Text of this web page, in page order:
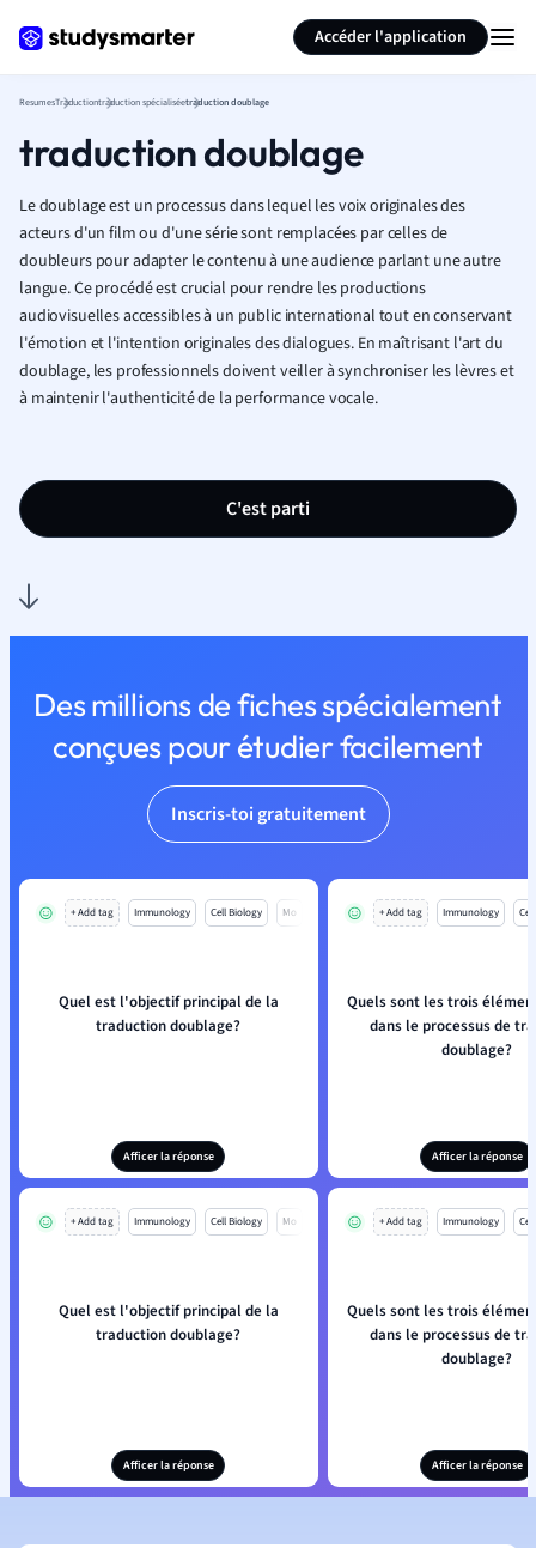
Accéder l'application
ResumesTraductiontraduction spécialiséetraduction doublage
traduction doublage
Le doublage est un processus dans lequel les voix originales des
acteurs d'un film ou d'une série sont remplacées par celles de
doubleurs pour adapter le contenu à une audience parlant une autre
langue. Ce procédé est crucial pour rendre les productions
audiovisuelles accessibles à un public international tout en conservant
l'émotion et l'intention originales des dialogues. En maîtrisant l'art du
doublage, les professionnels doivent veiller à synchroniser les lèvres et
à maintenir l'authenticité de la performance vocale.
C'est parti
Des millions de fiches spécialement
conçues pour étudier facilement
Inscris-toi gratuitement
+ Add tag Immunology Cell Biology Mo
Quel est l'objectif principal de la
traduction doublage?
Afficer la réponse
+ Add tag Immunology
Quels sont les trois
dans le processus de
doublage?
Afficer la réponse
+ Add tag Immunology Cell Biology Mo
Quel est l'objectif principal de la
traduction doublage?
Afficer la réponse
+ Add tag Immunology
Quels sont les trois
dans le processus de
doublage?
Afficer la réponse
Résumer la page